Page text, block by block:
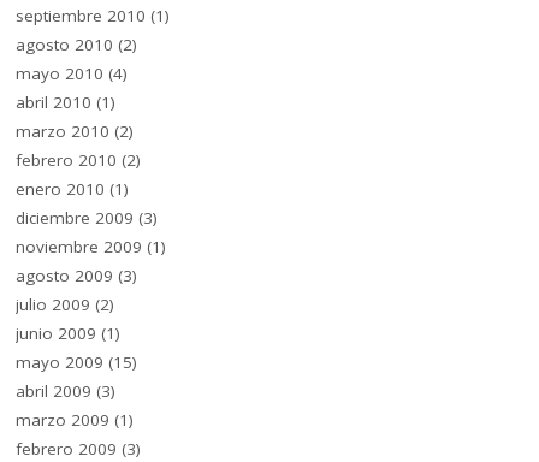
septiembre 2010 (1)
agosto 2010 (2)
mayo 2010 (4)
abril 2010 (1)
marzo 2010 (2)
febrero 2010 (2)
enero 2010 (1)
diciembre 2009 (3)
noviembre 2009 (1)
agosto 2009 (3)
julio 2009 (2)
junio 2009 (1)
mayo 2009 (15)
abril 2009 (3)
marzo 2009 (1)
febrero 2009 (3)